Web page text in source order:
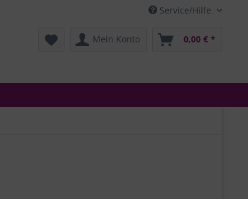
Service/Hilfe
Mein Konto 0,00 € *